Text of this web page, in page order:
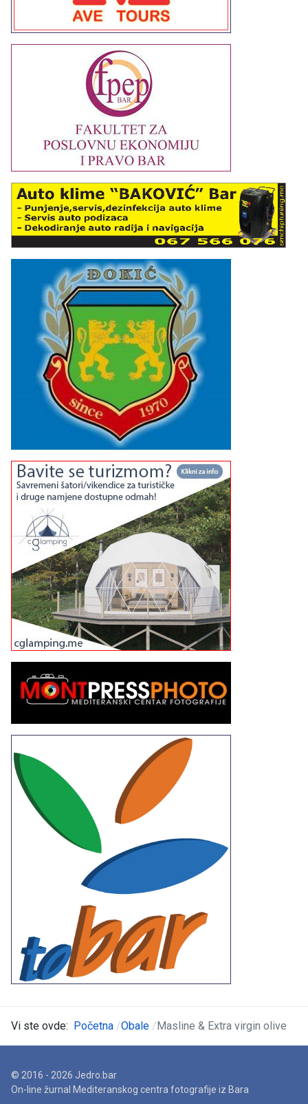
Vi ste ovde: Početna Obale Masline & Extra virgin olive
© 2016 - 2026 Jedro.bar
On-line žurnal Mediteranskog centra fotografije iz Bara